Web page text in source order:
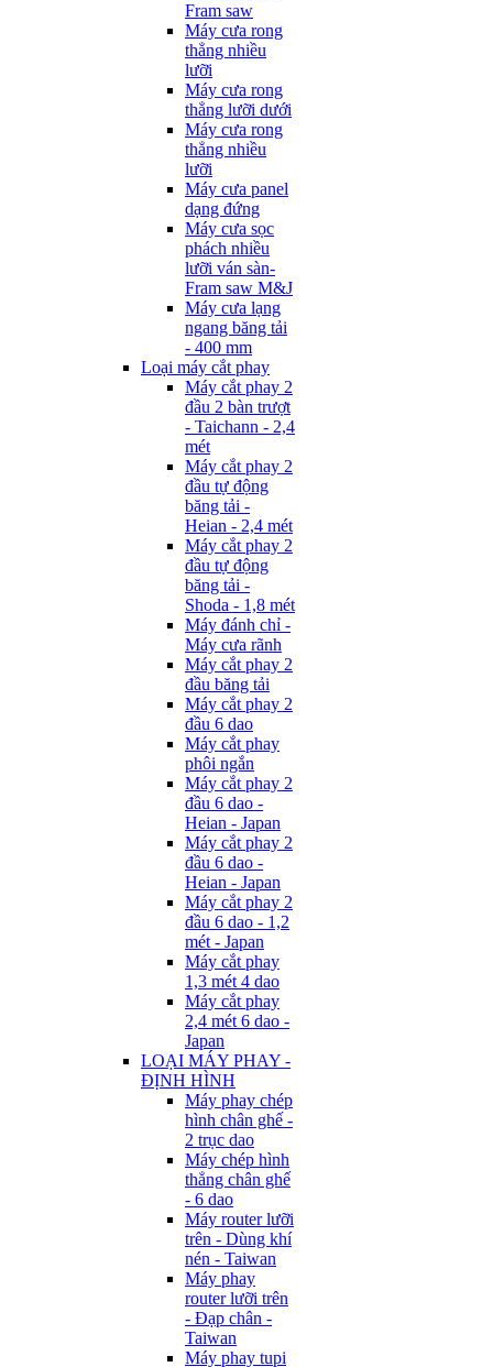
Fram saw
Máy cưa rong
thẳng nhiều
lưỡi
Máy cưa rong
thẳng lưỡi dưới
Máy cưa rong
thẳng nhiều
lưỡi
Máy cưa panel
dạng đứng
Máy cưa sọc
phách nhiều
lưỡi ván sàn-
Fram saw M&J
Máy cưa lạng
ngang băng tải
- 400 mm
Loại máy cắt phay
Máy cắt phay 2
đầu 2 bàn trượt
- Taichann - 2,4
mét
Máy cắt phay 2
đầu tự động
băng tải -
Heian - 2,4 mét
Máy cắt phay 2
đầu tự động
băng tải -
Shoda - 1,8 mét
Máy đánh chỉ -
Máy cưa rãnh
Máy cắt phay 2
đầu băng tải
Máy cắt phay 2
đầu 6 dao
Máy cắt phay
phôi ngắn
Máy cắt phay 2
đầu 6 dao -
Heian - Japan
Máy cắt phay 2
đầu 6 dao -
Heian - Japan
Máy cắt phay 2
đầu 6 dao - 1,2
mét - Japan
Máy cắt phay
1,3 mét 4 dao
Máy cắt phay
2,4 mét 6 dao -
Japan
LOẠI MÁY PHAY -
ĐỊNH HÌNH
Máy phay chép
hình chân ghế -
2 trục dao
Máy chép hình
thẳng chân ghế
- 6 dao
Máy router lưỡi
trên - Dùng khí
nén - Taiwan
Máy phay
router lưỡi trên
- Đạp chân -
Taiwan
Máy phay tupi